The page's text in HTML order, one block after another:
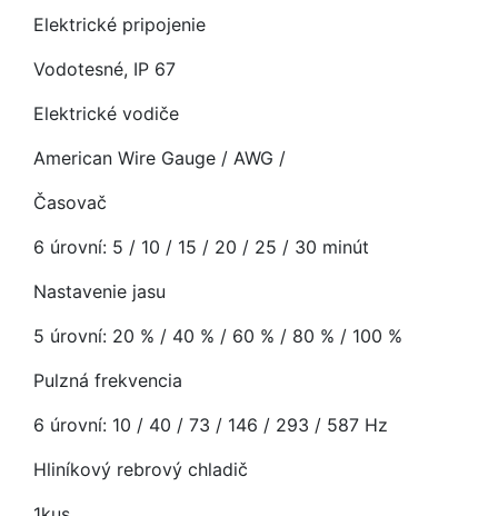
Elektrické pripojenie
Vodotesné, IP 67
Elektrické vodiče
American Wire Gauge / AWG /
Časovač
6 úrovní: 5 / 10 / 15 / 20 / 25 / 30 minút
Nastavenie jasu
5 úrovní: 20 % / 40 % / 60 % / 80 % / 100 %
Pulzná frekvencia
6 úrovní: 10 / 40 / 73 / 146 / 293 / 587 Hz
Hliníkový rebrový chladič